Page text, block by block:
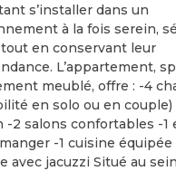
s’installer dans un
à la fois serein,
en conservant leur
L’appartement,
meublé, offre : -4
en solo ou en couple)
-2 salons confortables -1
-1 cuisine équipée
avec jacuzzi Situé au